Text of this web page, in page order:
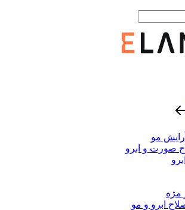
مو
صورت و ابرو
مژه
ابرو و مو